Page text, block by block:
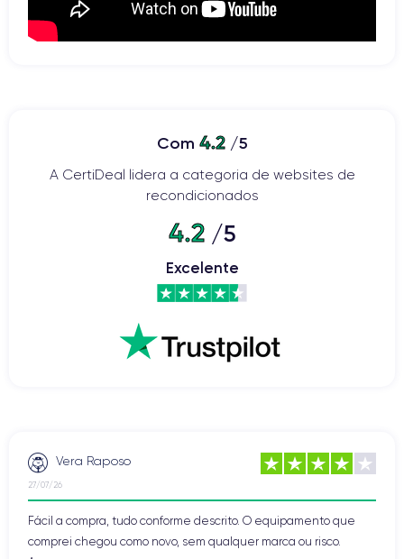
Com 4.2/5
A CertiDeal lidera a categoria de websites de
recondicionados
4.2/5
Excelente
Vera Raposo
27/07/26
Fácil a compra, tudo conforme descrito. O equipamento que
comprei chegou como novo, sem qualquer marca ou risco.